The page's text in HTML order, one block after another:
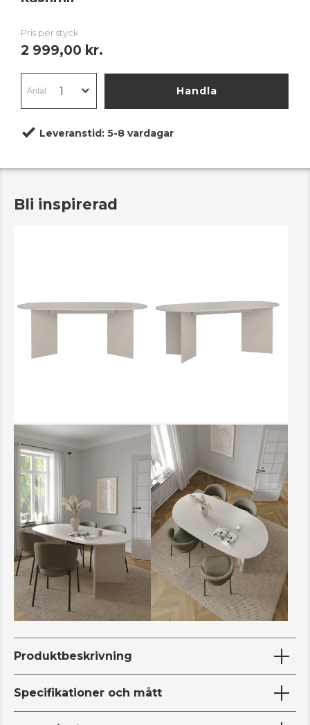
Pris per styck
2 999,00 kr.
Handla
Leveranstid: 5-8 vardagar
Bli inspirerad
Produktbeskrivning
Specifikationer och mått